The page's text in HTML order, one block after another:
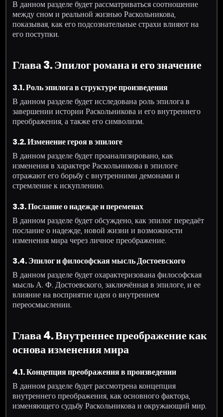
В данном разделе будет рассматриваться соотношение
между сном и реальной жизнью Раскольникова,
показывая, как его подсознательные страхи влияют на
его поступки.
Глава 3. Эпилог романа и его значение
3.1. Роль эпилога в структуре произведения
В данном разделе будет исследована роль эпилога в
завершении истории Раскольникова и его внутреннего
преображения, а также его символизм.
3.2. Изменение героя в эпилоге
В данном разделе будет проанализировано, как
изменения в характере Раскольникова в эпилоге
отражают его борьбу с внутренними демонами и
стремление к искуплению.
3.3. Послание о надежде и переменах
В данном разделе будет обсуждено, как эпилог передаёт
послание о надежде, новой жизни и возможности
изменения мира через личное преображение.
3.4. Эпилог и философская мысль Достоевского
В данном разделе будет охарактеризована философская
мысль А. Ф. Достоевского, заключённая в эпилоге, и ее
влияние на восприятие идеи о внутреннем
переосмыслении.
Глава 4. Внутреннее преображение как
основа изменения мира
4.1. Концепция преображения в произведении
В данном разделе будет рассмотрена концепция
внутреннего преображения, как основного фактора,
изменяющего судьбу Раскольникова и окружающий мир.